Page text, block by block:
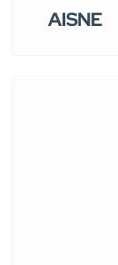
AISNE